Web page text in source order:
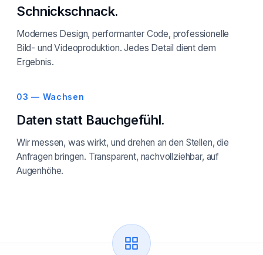
Schnickschnack.
Modernes Design, performanter Code, professionelle
Bild- und Videoproduktion. Jedes Detail dient dem
Ergebnis.
03 — Wachsen
Daten statt Bauchgefühl.
Wir messen, was wirkt, und drehen an den Stellen, die
Anfragen bringen. Transparent, nachvollziehbar, auf
Augenhöhe.